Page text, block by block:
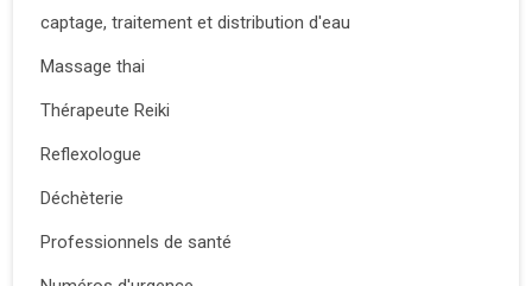
captage, traitement et distribution d'eau
Massage thai
Thérapeute Reiki
Reflexologue
Déchèterie
Professionnels de santé